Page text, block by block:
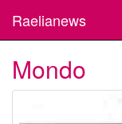
Raelianews
Mondo